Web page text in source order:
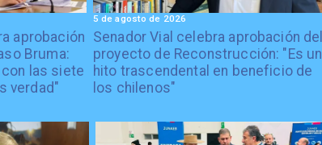
aprobación
Bruma:
las siete
verdad"
Senador Vial celebra aprobación del
proyecto de Reconstrucción: "Es un
hito trascendental en beneficio de
los chilenos"
5 de agosto de 2026